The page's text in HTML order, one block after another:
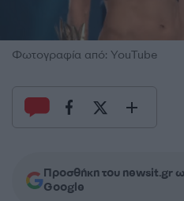
Φωτογραφία από: YouTube
Προσθήκη του newsit.gr
Google